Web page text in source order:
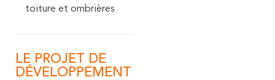
toiture et ombrières
LE PROJET DE
DÉVELOPPEMENT